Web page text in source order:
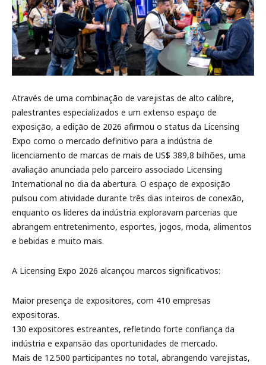
Através de uma combinação de varejistas de alto calibre,
palestrantes especializados e um extenso espaço de
exposição, a edição de 2026 afirmou o status da Licensing
Expo como o mercado definitivo para a indústria de
licenciamento de marcas de mais de US$ 389,8 bilhões, uma
avaliação anunciada pelo parceiro associado Licensing
International no dia da abertura. O espaço de exposição
pulsou com atividade durante três dias inteiros de conexão,
enquanto os líderes da indústria exploravam parcerias que
abrangem entretenimento, esportes, jogos, moda, alimentos
e bebidas e muito mais.
A Licensing Expo 2026 alcançou marcos significativos:
Maior presença de expositores, com 410 empresas
expositoras.
130 expositores estreantes, refletindo forte confiança da
indústria e expansão das oportunidades de mercado.
Mais de 12.500 participantes no total, abrangendo varejistas,